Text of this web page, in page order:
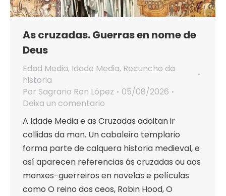
As cruzadas. Guerras en nome de
Deus
Edad Media, Idade Media, Recuncho da
historia
Por Sagrario Ron López
05/08/2026
Deixa un comentario
A Idade Media e as Cruzadas adoitan ir
collidas da man. Un cabaleiro templario
forma parte de calquera historia medieval, e
así aparecen referencias ás cruzadas ou aos
monxes-guerreiros en novelas e películas
como O reino dos ceos, Robin Hood, O